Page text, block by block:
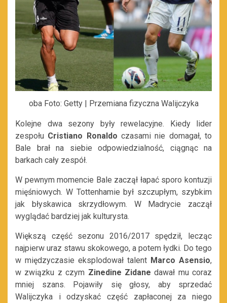
oba Foto: Getty | Przemiana fizyczna Walijczyka
Kolejne dwa sezony były rewelacyjne. Kiedy lider
zespołu Cristiano Ronaldo czasami nie domagał, to
Bale brał na siebie odpowiedzialność, ciągnąc na
barkach cały zespół.
W pewnym momencie Bale zaczął łapać sporo kontuzji
mięśniowych. W Tottenhamie był szczupłym, szybkim
jak błyskawica skrzydłowym. W Madrycie zaczął
wyglądać bardziej jak kulturysta.
Większą część sezonu 2016/2017 spędził, lecząc
najpierw uraz stawu skokowego, a potem łydki. Do tego
w międzyczasie eksplodował talent Marco Asensio,
w związku z czym Zinedine Zidane dawał mu coraz
mniej szans. Pojawiły się głosy, aby sprzedać
Walijczyka i odzyskać część zapłaconej za niego